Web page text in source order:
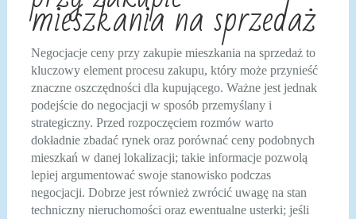
mieszkania na sprzedaż
Negocjacje ceny przy zakupie mieszkania na sprzedaż to
kluczowy element procesu zakupu, który może przynieść
znaczne oszczędności dla kupującego. Ważne jest jednak
podejście do negocjacji w sposób przemyślany i
strategiczny. Przed rozpoczęciem rozmów warto
dokładnie zbadać rynek oraz porównać ceny podobnych
mieszkań w danej lokalizacji; takie informacje pozwolą
lepiej argumentować swoje stanowisko podczas
negocjacji. Dobrze jest również zwrócić uwagę na stan
techniczny nieruchomości oraz ewentualne usterki; jeśli